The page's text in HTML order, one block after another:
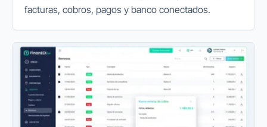
facturas, cobros, pagos y banco conectados.